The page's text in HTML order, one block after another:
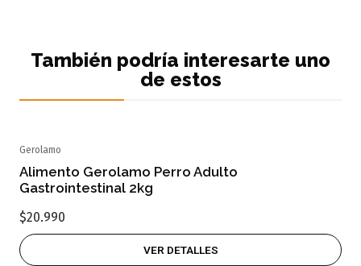
También podría interesarte uno
de estos
Gerolamo
Alimento Gerolamo Perro Adulto
Gastrointestinal 2kg
$20.990
VER DETALLES